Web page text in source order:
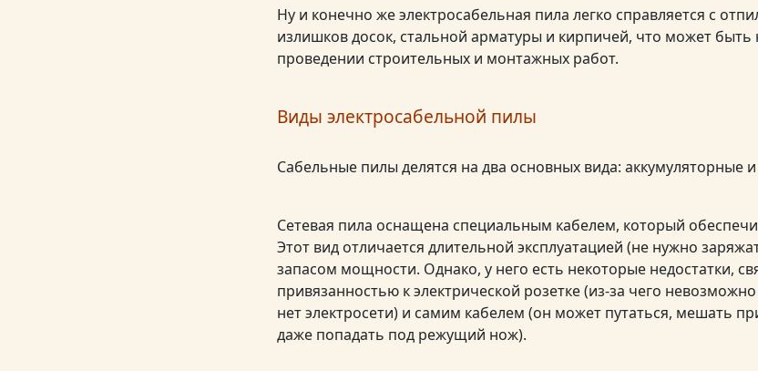
Ну и конечно же электросабельная пила легко справляется с
излишков досок, стальной арматуры и кирпичей, что может
проведении строительных и монтажных работ.
Виды электросабельной пилы
Сабельные пилы делятся на два основных вида: аккумуляторные
Сетевая пила оснащена специальным кабелем, который
Этот вид отличается длительной эксплуатацией (не нужно
запасом мощности. Однако, у него есть некоторые недостатки,
привязанностью к электрической розетке (из-за чего
нет электросети) и самим кабелем (он может путаться, мешать
даже попадать под режущий нож).